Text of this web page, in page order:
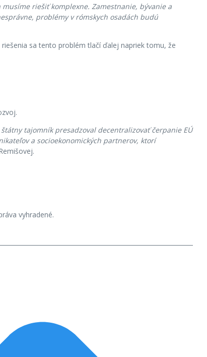
riešiť komplexne. Zamestnanie, bývanie a
problémy v rómskych osadách budú
sa tento problém tlačí ďalej napriek tomu, že
tajomník presadzoval decentralizovať čerpanie EÚ
a socioekonomických partnerov, ktorí
vyhradené.